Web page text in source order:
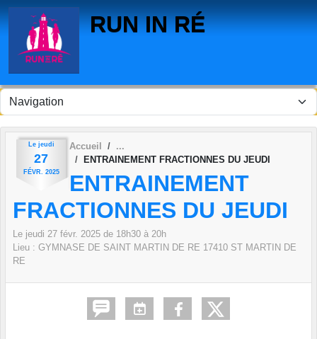
RUN IN RÉ
Le jeudi
27
FÉVR. 2025
Accueil
ENTRAINEMENT FRACTIONNES DU JEUDI
ENTRAINEMENT
FRACTIONNES DU JEUDI
Le jeudi 27 févr. 2025 de 18h30 à 20h
Lieu : GYMNASE DE SAINT MARTIN DE RE 17410 ST MARTIN DE
RE
Panneau de gestion des cookies